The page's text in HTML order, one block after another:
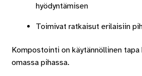
hyödyntämisen
Toimivat ratkaisut erilaisiin
Kompostointi on käytännöllinen tapa
omassa pihassa.